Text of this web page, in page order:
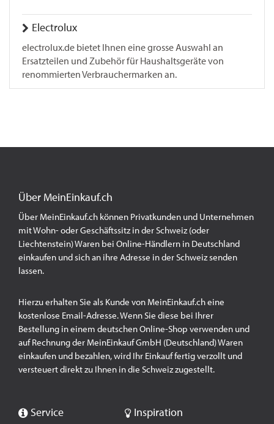
Electrolux
electrolux.de bietet Ihnen eine grosse Auswahl an
Ersatzteilen und Zubehör für Haushaltsgeräte von
renommierten Verbrauchermarken an.
Über MeinEinkauf.ch
Über MeinEinkauf.ch können Privatkunden und Unternehmen
mit Wohn- oder Geschäftssitz in der Schweiz (oder
Liechtenstein) Waren bei Online-Händlern in Deutschland
einkaufen und sich an ihre Adresse in der Schweiz senden
lassen.
Hierzu erhalten Sie als Kunde von MeinEinkauf.ch eine
kostenlose Email-Adresse. Wenn Sie diese bei Ihrer
Bestellung in einem deutschen Online-Shop verwenden und
auf Rechnung der MeinEinkauf GmbH (Deutschland) Waren
einkaufen und bezahlen, wird Ihr Einkauf fertig verzollt und
versteuert direkt zu Ihnen in die Schweiz zugestellt.
Service Inspiration